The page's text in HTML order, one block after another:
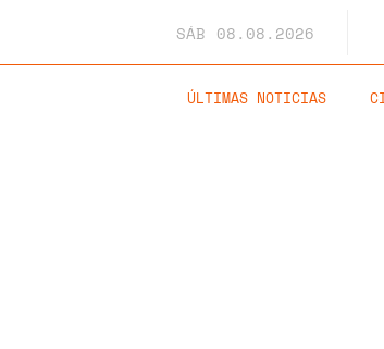
SÁB 08.08.2026
ÚLTIMAS NOTICIAS